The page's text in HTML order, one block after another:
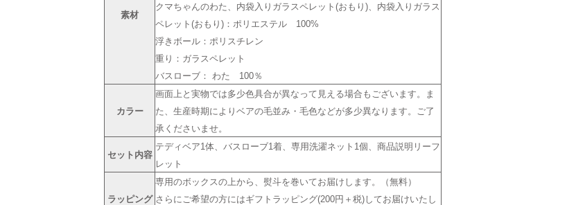
素材
クマちゃんのわた、内袋入りガラスペレット(おもり)、内袋入りガラス
ペレット(おもり)：ポリエステル 100%
浮きボール：ポリスチレン
重り：ガラスペレット
バスローブ： わた 100％
カラー
画面上と実物では多少色具合が異なって見える場合もございます。ま
た、生産時期によりベアの毛並み・毛色などが多少異なります。ご了
承くださいませ。
セット内容
テディベア1体、バスローブ1着、専用洗濯ネット1個、商品説明リーフ
レット
ラッピング
専用のボックスの上から、熨斗を巻いてお届けします。（無料）
さらにご希望の方にはギフトラッピング(200円＋税)してお届けいたし